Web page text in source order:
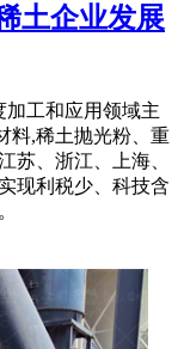
土企业发展
加工和应用领域主
料,稀土抛光粉、重
苏、浙江、上海、
现利税少、科技含